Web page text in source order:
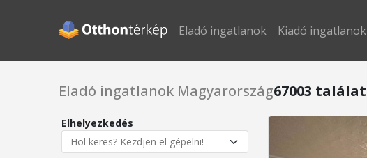
Eladó ingatlanok Kiadó ingatlanok
Eladó ingatlanok Magyarország67003 találat
Elhelyezkedés